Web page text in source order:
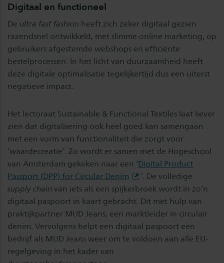
Digitaal en functioneel
De ultra fast fashion heeft zich zeker digitaal gezien
razendsnel ontwikkeld, met slimme online marketing, op
gebruikers afgestemde webshops en efficiënte
bestelprocessen. In het licht van duurzaamheid heeft
deze digitale optimalisatie tegelijkertijd dus een uiterst
negatieve impact.
Het lectoraat Sustainable & Functional Textiles laat liever
zien dat digitalisering ook heel goed kan samengaan
met een vorm van functionaliteit die zorgt voor
‘waardecreatie’. Zo wordt er samen met de Hogeschool
van Amsterdam gekeken naar een ‘Digital Product
Passport (DPP) for Circular Denim
’. De volledige
supply chain van iets als een spijkerbroek wordt in zo’n
digitaal paspoort in kaart gebracht. Dit met hulp van
praktijkpartner MUD Jeans, een marktleider in circulair
denim. Vervolgens helpt een digitaal paspoort een
bedrijf als MUD Jeans weer om te voldoen aan alle EU-
regelgeving in het kader van